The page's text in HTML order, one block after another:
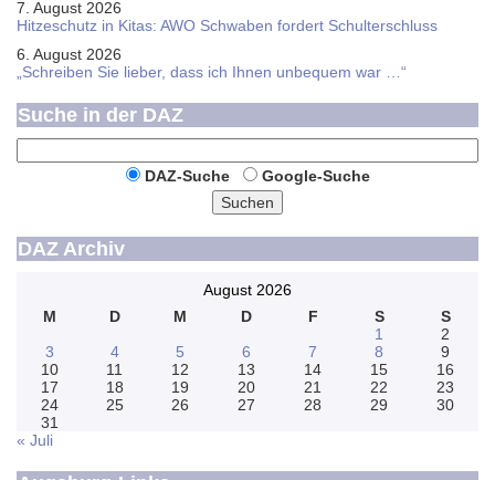
7. August 2026
Hitzeschutz in Kitas: AWO Schwaben fordert Schulterschluss
6. August 2026
„Schreiben Sie lieber, dass ich Ihnen unbequem war …“
Suche in der DAZ
DAZ-Suche
Google-Suche
Suchen
DAZ Archiv
August 2026
M
D M D F S
S
1
2
3
4 5 6 7 8
9
10
11 12 13 14 15
16
17
18 19 20 21 22
23
24
25 26 27 28 29
30
31
« Juli